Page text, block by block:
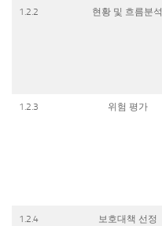
1.2.2 현황 및 흐름분석
1.2.3 위험 평가
1.2.4 보호대책 선정